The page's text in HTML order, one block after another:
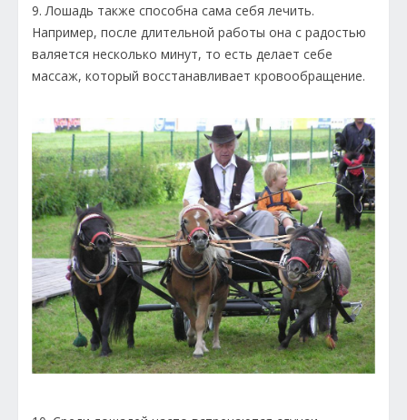
9. Лошадь также способна сама себя лечить.
Например, после длительной работы она с радостью
валяется несколько минут, то есть делает себе
массаж, который восстанавливает кровообращение.